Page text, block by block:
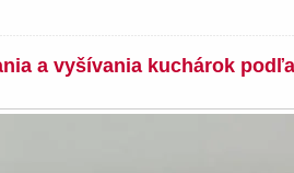
a vyšívania kuchárok